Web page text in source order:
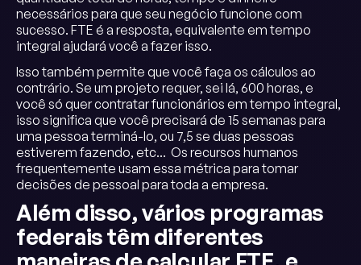
necessários para que seu negócio funcione com
sucesso. FTE é a resposta, equivalente em tempo
integral ajudará você a fazer isso.
Isso também permite que você faça os cálculos ao
contrário. Se um projeto requer, sei lá, 600 horas, e
você só quer contratar funcionários em tempo integral,
isso significa que você precisará de 15 semanas para
uma pessoa terminá-lo, ou 7,5 se duas pessoas
estiverem fazendo, etc... Os recursos humanos
frequentemente usam essa métrica para tomar
decisões de pessoal para toda a empresa.
Além disso, vários programas
federais têm diferentes